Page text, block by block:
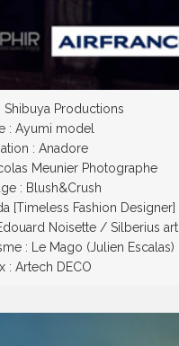
Shibuya Productions
: Ayumi model
: Anadore
Meunier Photographe
: Blush&Crush
[Timeless Fashion Designer]
Noisette / Silberius art
: Le Mago (Julien Escalas)
: Artech DECO